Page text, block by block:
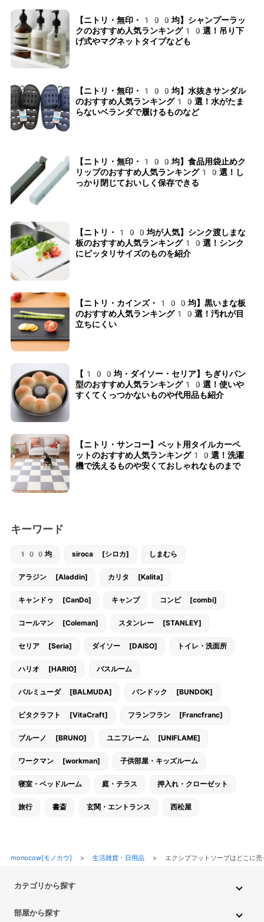
【ニトリ・無印・100均】シャンプーラッ
クのおすすめ人気ランキング10選！吊り下
げ式やマグネットタイプなども
【ニトリ・無印・100均】水抜きサンダル
のおすすめ人気ランキング10選！水がたま
らないベランダで履けるものなど
【ニトリ・無印・100均】食品用袋止めク
リップのおすすめ人気ランキング10選！し
っかり閉じておいしく保存できる
【ニトリ・100均が人気】シンク渡しまな
板のおすすめ人気ランキング10選！シンク
にピッタリサイズのものを紹介
【ニトリ・カインズ・100均】黒いまな板
のおすすめ人気ランキング10選！汚れが目
立ちにくい
【100均・ダイソー・セリア】ちぎりパン
型のおすすめ人気ランキング10選！使いや
すくてくっつかないものや代用品も紹介
【ニトリ・サンコー】ペット用タイルカーペ
ットのおすすめ人気ランキング10選！洗濯
機で洗えるものや安くておしゃれなものまで
キーワード
100均 siroca [シロカ] しまむら
アラジン [Aladdin] カリタ [Kalita]
キャンドゥ [CanDo] キャンプ コンビ [combi]
コールマン [Coleman] スタンレー [STANLEY]
セリア [Seria] ダイソー [DAISO] トイレ・洗面所
ハリオ [HARIO] バスルーム
バルミューダ [BALMUDA] バンドック [BUNDOK]
ビタクラフト [VitaCraft] フランフラン [Francfranc]
ブルーノ [BRUNO] ユニフレーム [UNIFLAME]
ワークマン [workman] 子供部屋・キッズルーム
寝室・ベッドルーム 庭・テラス 押入れ・クローゼット
旅行 書斎 玄関・エントランス 西松屋
monocow[モノカウ] > 生活雑貨・日用品> エクシブフットソープはどこに
カテゴリから探す
部屋から探す